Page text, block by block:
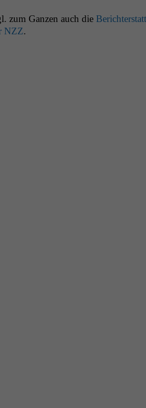
zum Ganzen auch die
NZZ.